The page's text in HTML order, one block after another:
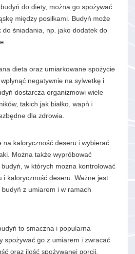
do diety, można go spożywać
między posiłkami. Budyń może
do śniadania, np. jako dodatek do
dieta oraz umiarkowane spożycie
negatywnie na sylwetkę i
dostarcza organizmowi wiele
takich jak białko, wapń i
dla zdrowia.
na kaloryczność deseru i wybierać
Można także wypróbować
w których można kontrolować
i kaloryczność deseru. Ważne jest
z umiarem i w ramach
to smaczna i popularna
spożywać go z umiarem i zwracać
oraz ilość spożywanej porcji.